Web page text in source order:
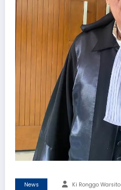
News Ki Ronggo Warsito